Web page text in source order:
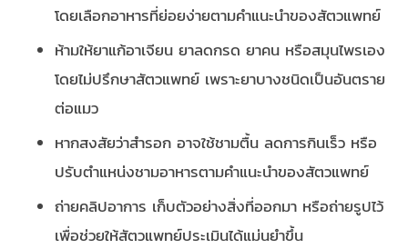
โดยเลือกอาหารที่ย่อยง่ายตามคำแนะนำของสัตวแพทย์
ห้ามให้ยาแก้อาเจียน ยาลดกรด ยาคน หรือสมุนไพรเอง
โดยไม่ปรึกษาสัตวแพทย์ เพราะยาบางชนิดเป็นอันตราย
ต่อแมว
หากสงสัยว่าสำรอก อาจใช้ชามตื้น ลดการกินเร็ว หรือ
ปรับตำแหน่งชามอาหารตามคำแนะนำของสัตวแพทย์
ถ่ายคลิปอาการ เก็บตัวอย่างสิ่งที่ออกมา หรือถ่ายรูปไว้
เพื่อช่วยให้สัตวแพทย์ประเมินได้แม่นยำขึ้น